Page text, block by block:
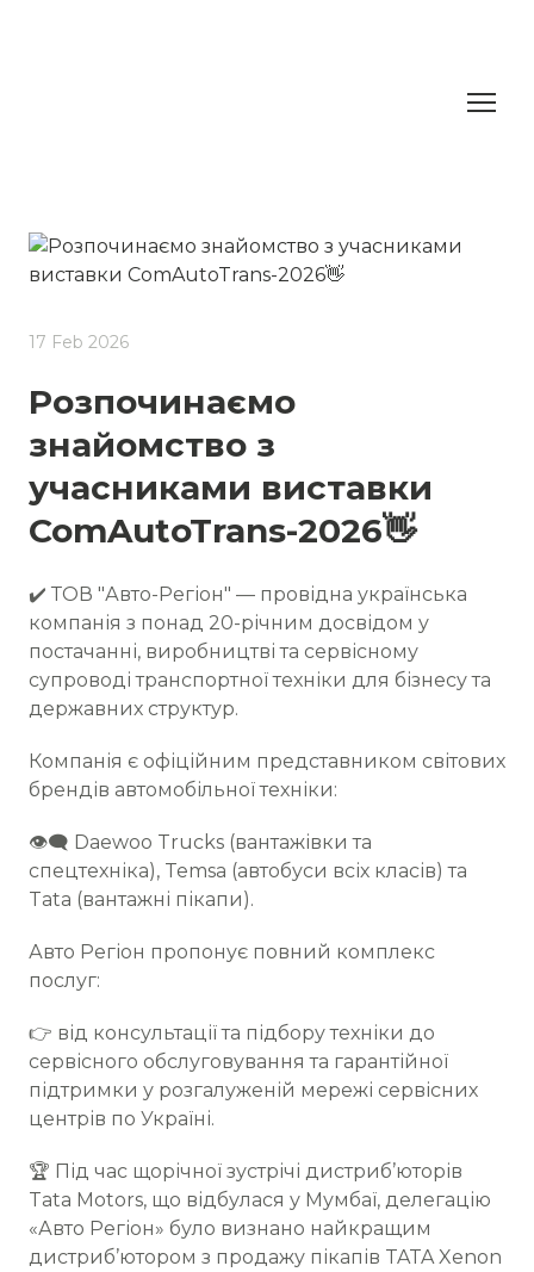
17 Feb 2026
Розпочинаємо
знайомство з
учасниками виставки
ComAutoTrans-2026👋
✔️ ТОВ "Авто-Регіон" — провідна українська
компанія з понад 20-річним досвідом у
постачанні, виробництві та сервісному
супроводі транспортної техніки для бізнесу та
державних структур.
Компанія є офіційним представником світових
брендів автомобільної техніки:
👁‍🗨 Daewoo Trucks (вантажівки та
спецтехніка), Temsa (автобуси всіх класів) та
Tata (вантажні пікапи).
Авто Регіон пропонує повний комплекс
послуг:
👉 від консультації та підбору техніки до
сервісного обслуговування та гарантійної
підтримки у розгалуженій мережі сервісних
центрів по Україні.
🏆 Під час щорічної зустрічі дистриб’юторів
Tata Motors, що відбулася у Мумбаї, делегацію
«Авто Регіон» було визнано найкращим
дистриб’ютором з продажу пікапів TATA Xenon